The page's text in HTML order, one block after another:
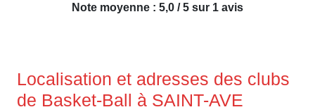
Note moyenne : 5,0 / 5 sur 1 avis
Localisation et adresses des clubs
de Basket-Ball à SAINT-AVE